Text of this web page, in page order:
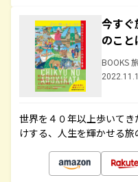
今すぐ
のこと
BOOKS
世界を４０年以上歩いて
けする、人生を輝かせる